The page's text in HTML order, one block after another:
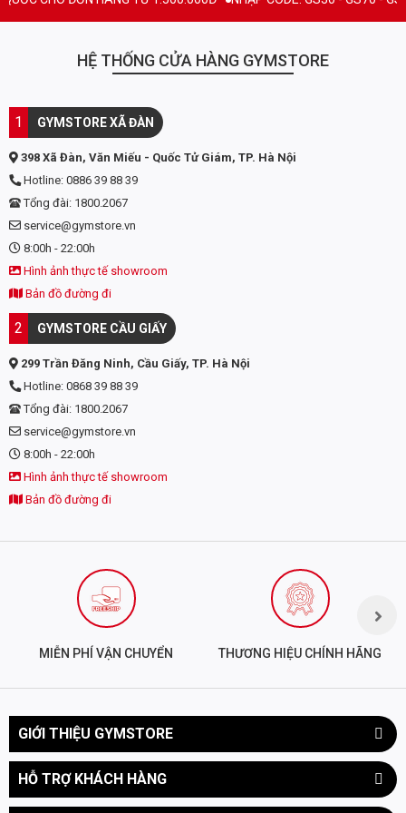
OSTROVIT INSTANT OAT FLAKES - BỘT YẾN
MẠCH UỐNG LIỀN TIỆN LỢI, THƠM NGON, BỔ
DƯỠNG
Bột yến mạch Ostrovit Instant Oat Flakeslà sự lựa chọn lý
HỆ THỐNG CỬA HÀNG GYMSTORE
1 GYMSTORE XÃ ĐÀN
398 Xã Đàn, Văn Miếu - Quốc Tử Giám, TP. Hà Nội
Hotline: 0886 39 88 39
Tổng đài: 1800.2067
service@gymstore.vn
8:00h - 22:00h
Hình ảnh thực tế showroom
Bản đồ đường đi
2 GYMSTORE CẦU GIẤY
299 Trần Đăng Ninh, Cầu Giấy, TP. Hà Nội
Hotline: 0868 39 88 39
Tổng đài: 1800.2067
service@gymstore.vn
8:00h - 22:00h
Hình ảnh thực tế showroom
Bản đồ đường đi
MIỄN PHÍ VẬN CHUYỂN THƯƠNG HIỆU CHÍNH HÃNG
GIỚI THIỆU GYMSTORE
HỖ TRỢ KHÁCH HÀNG